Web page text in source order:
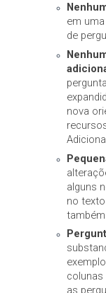
em
de
nova
alguns
no
colunas